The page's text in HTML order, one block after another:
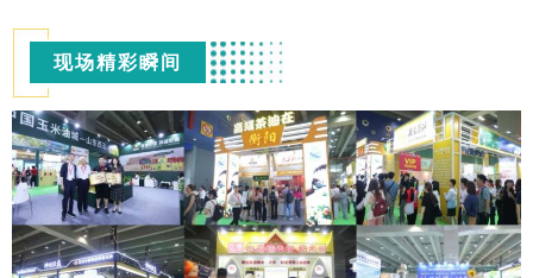
现场精彩瞬间